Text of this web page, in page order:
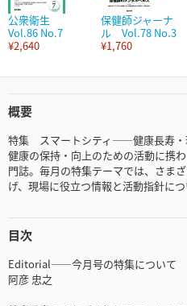
公衆衛生
Vol.86 No.7
¥2,640
保健師ジャーナ
ル Vol.78 No.3
¥1,760
概要
特集 スマートシティ――健康長寿・
健康の保持・向上のための活動に携
門誌。毎月の特集テーマでは、さま
げ、現場に役立つ情報と活動指針に
目次
Editorial――今月号の特集について
阿彦 忠之